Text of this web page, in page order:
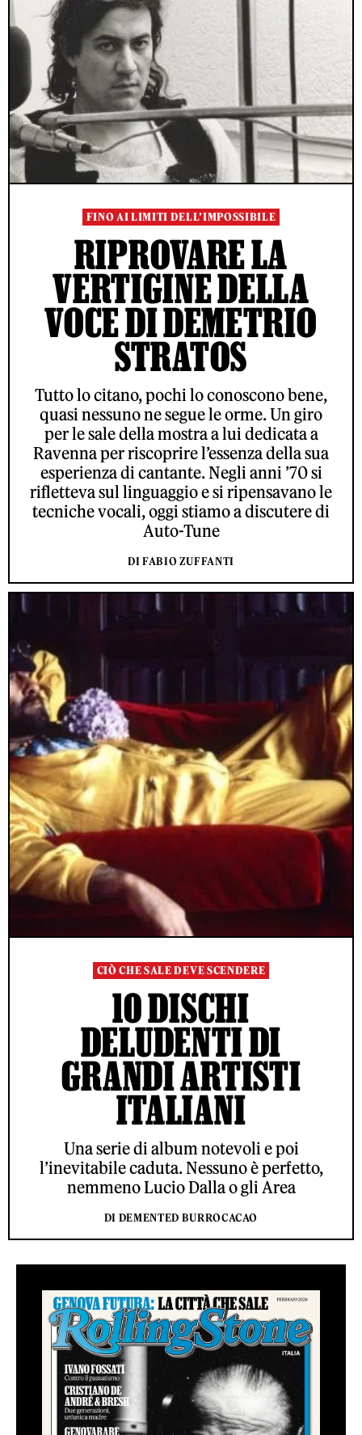
FINO AI LIMITI DELL’IMPOSSIBILE
RIPROVARE LA
VERTIGINE DELLA
VOCE DI DEMETRIO
STRATOS
Tutto lo citano, pochi lo conoscono bene,
quasi nessuno ne segue le orme. Un giro
per le sale della mostra a lui dedicata a
Ravenna per riscoprire l’essenza della sua
esperienza di cantante. Negli anni ’70 si
rifletteva sul linguaggio e si ripensavano le
tecniche vocali, oggi stiamo a discutere di
Auto-Tune
DI FABIO ZUFFANTI
CIÒ CHE SALE DEVE SCENDERE
10 DISCHI
DELUDENTI DI
GRANDI ARTISTI
ITALIANI
Una serie di album notevoli e poi
l’inevitabile caduta. Nessuno è perfetto,
nemmeno Lucio Dalla o gli Area
DI DEMENTED BURROCACAO